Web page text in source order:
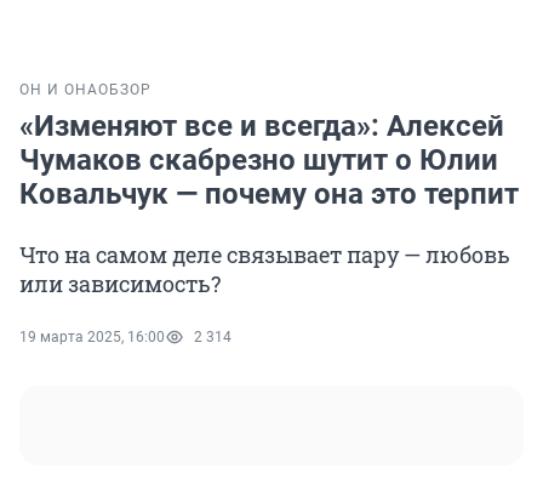
ОН И ОНАОБЗОР
«Изменяют все и всегда»: Алексей
Чумаков скабрезно шутит о Юлии
Ковальчук — почему она это терпит
Что на самом деле связывает пару — любовь
или зависимость?
19 марта 2025, 16:00 2 314